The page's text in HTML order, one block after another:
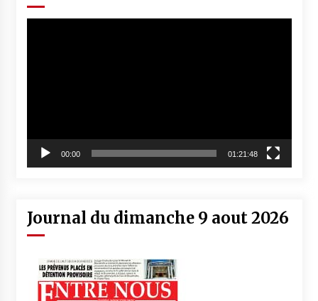
00:00 01:21:48
Journal du dimanche 9 aout 2026